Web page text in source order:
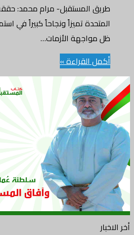
طريق المستقبل- مرام محمد:
المتحدة تميزاً ونجاحاً كبيراً في
ظل مواجهة الأزمات…
أكمل القراءة »
أخر الاخبار